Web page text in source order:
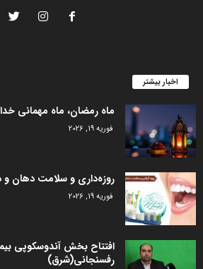
اخبار بیشتر
ماه رمضان، ماه مهمانی خدا
فوریه 19, 2026
روزه‌داری و سلامت دهان و
فوریه 19, 2026
افتتاح بخش آندوسکوپی
رفسنجانی(شرق)